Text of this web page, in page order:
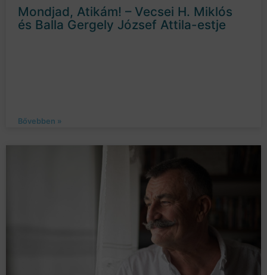
Mondjad, Atikám! – Vecsei H. Miklós
és Balla Gergely József Attila-estje
Bővebben »